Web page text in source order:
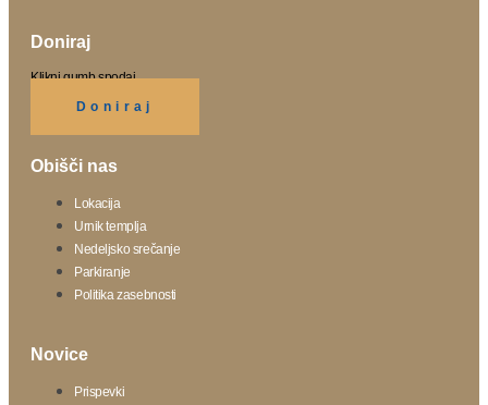
Doniraj
Klikni gumb spodaj.
Doniraj
Obišči nas
Lokacija
Urnik templja
Nedeljsko srečanje
Parkiranje
Politika zasebnosti
Novice
Prispevki